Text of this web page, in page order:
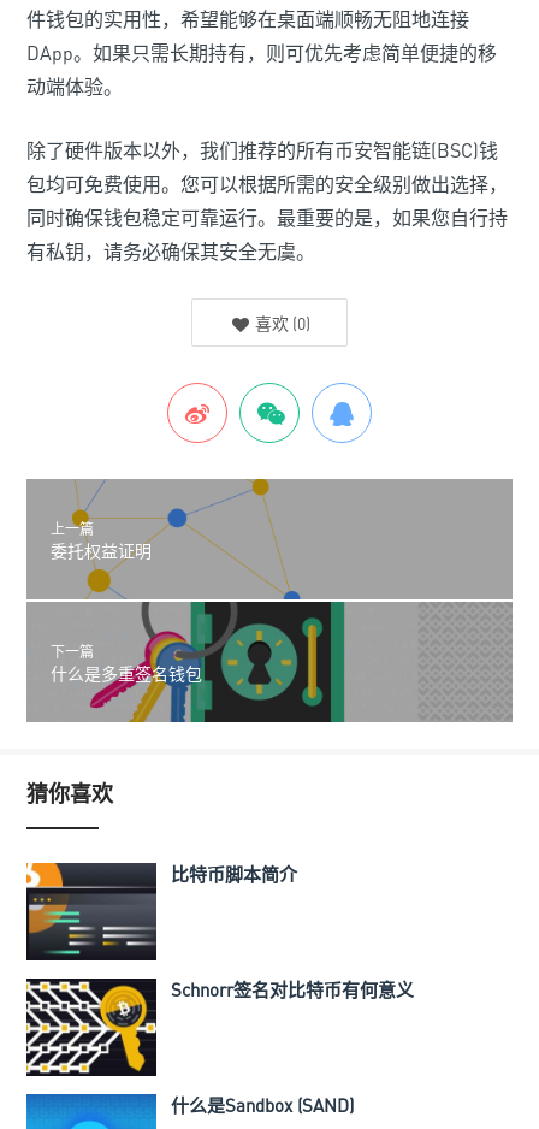
件钱包的实用性，希望能够在桌面端顺畅无阻地连接
DApp。如果只需长期持有，则可优先考虑简单便捷的移
动端体验。
除了硬件版本以外，我们推荐的所有币安智能链(BSC)钱
包均可免费使用。您可以根据所需的安全级别做出选择，
同时确保钱包稳定可靠运行。最重要的是，如果您自行持
有私钥，请务必确保其安全无虞。
喜欢 (0)
上一篇
委托权益证明
下一篇
什么是多重签名钱包
猜你喜欢
比特币脚本简介
Schnorr签名对比特币有何意义
什么是Sandbox (SAND)